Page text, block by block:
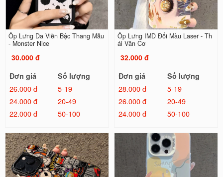
Ốp Lưng Da Viền Bậc Thang Mẫu
- Monster Nice
30.000 đ
Đơn giá
Số lượng
26.000 đ
5-19
24.000 đ
20-49
22.000 đ
50-100
Ốp Lưng IMD Đổi Màu Laser - Th
ái Vân Cơ
32.000 đ
Đơn giá
Số lượng
28.000 đ
5-19
26.000 đ
20-49
24.000 đ
50-100